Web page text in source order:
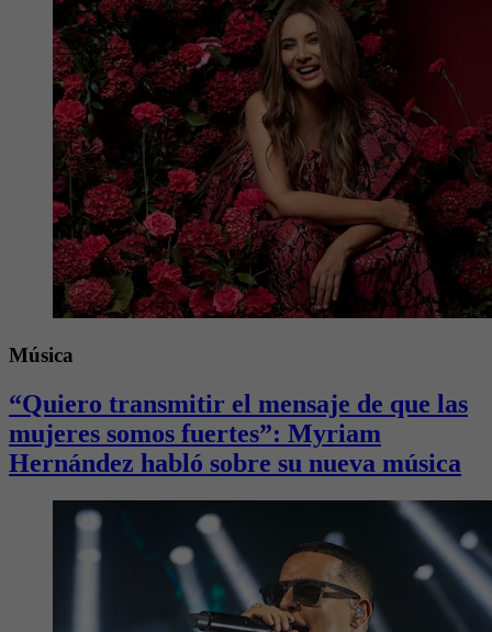
Música
“Quiero transmitir el mensaje de que las
mujeres somos fuertes”: Myriam
Hernández habló sobre su nueva música